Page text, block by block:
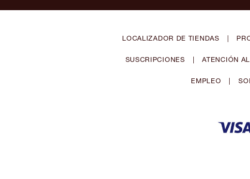
LOCALIZADOR DE TIENDAS |
SUSCRIPCIONES | ATENCIÓN
EMPLEO |